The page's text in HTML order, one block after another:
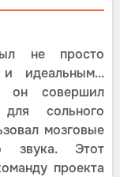
не просто
идеальным...
он совершил
сольного
мозговые
звука. Этот
проекта